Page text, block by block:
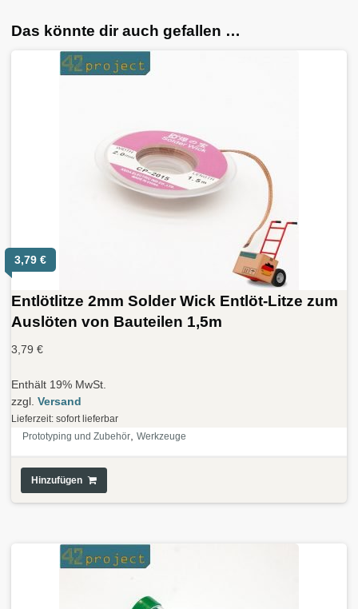
Das könnte dir auch gefallen …
3,79 €
Entlötlitze 2mm Solder Wick Entlöt-Litze zum
Auslöten von Bauteilen 1,5m
3,79 €
Enthält 19% MwSt.
zzgl. Versand
Lieferzeit: sofort lieferbar
Prototyping und Zubehör Werkzeuge
Hinzufügen